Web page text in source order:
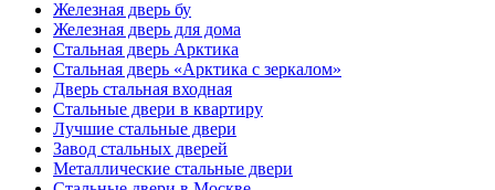
Железная дверь бу
Железная дверь для дома
Стальная дверь Арктика
Стальная дверь «Арктика с зеркалом»
Дверь стальная входная
Стальные двери в квартиру
Лучшие стальные двери
Завод стальных дверей
Металлические стальные двери